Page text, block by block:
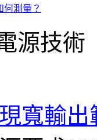
測量？
源技術
寬輸